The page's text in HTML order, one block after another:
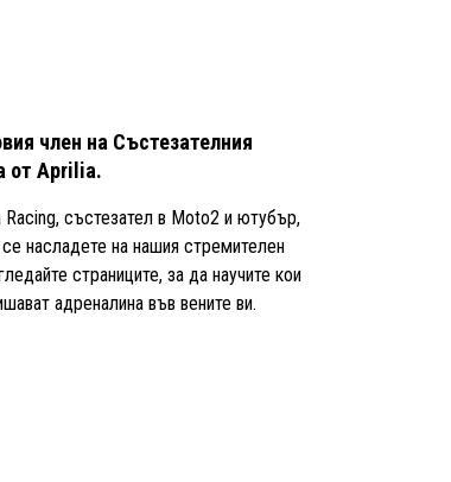
член на Състезателния
от Aprilia.
Racing, състезател в Moto2 и ютубър,
насладете на нашия стремителен
страниците, за да научите кои
адреналина във вените ви.